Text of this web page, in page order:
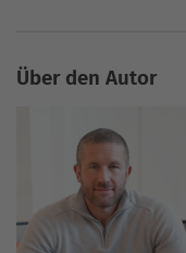
Über den Autor